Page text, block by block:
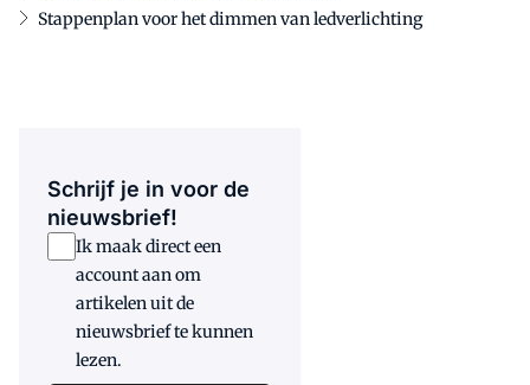
Stappenplan voor het dimmen van ledverlichting
Schrijf je in voor de
nieuwsbrief!
Ik maak direct een
account aan om
artikelen uit de
nieuwsbrief te kunnen
lezen.